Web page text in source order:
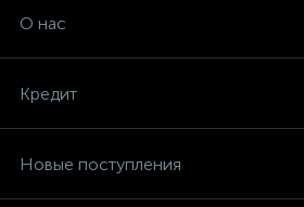
О нас
Кредит
Новые поступления